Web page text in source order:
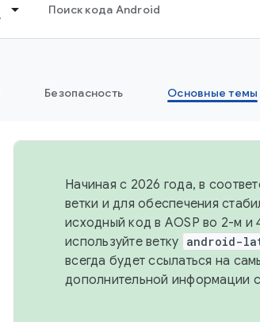
Поиск кода Android
Безопасность Основные темы
Начиная с 2026 года, в
ветки и для обеспечения
исходный код в AOSP во 2-м и
используйте ветку android-
всегда будет ссылаться на
дополнительной информации